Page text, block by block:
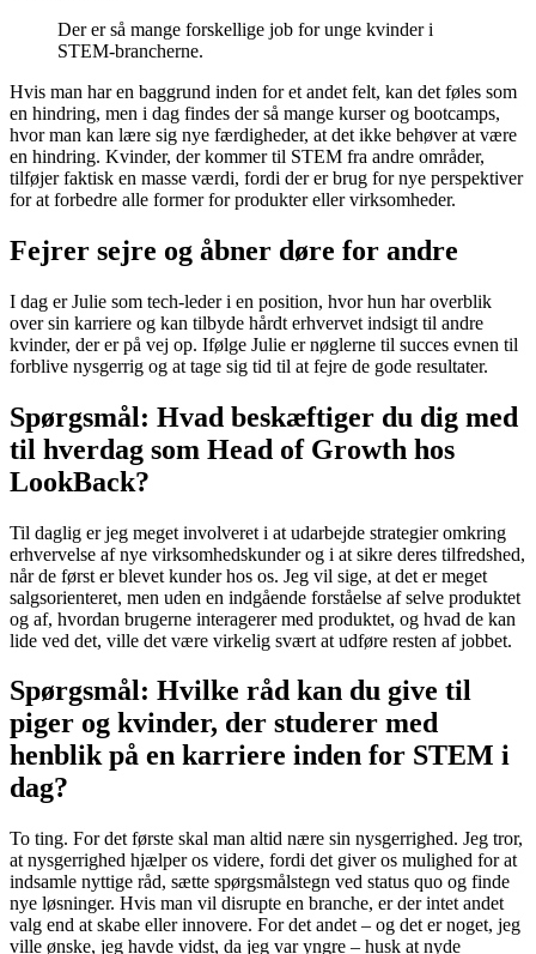
Der er så mange forskellige job for unge kvinder i
STEM-brancherne.
Hvis man har en baggrund inden for et andet felt, kan det føles som
en hindring, men i dag findes der så mange kurser og bootcamps,
hvor man kan lære sig nye færdigheder, at det ikke behøver at være
en hindring. Kvinder, der kommer til STEM fra andre områder,
tilføjer faktisk en masse værdi, fordi der er brug for nye perspektiver
for at forbedre alle former for produkter eller virksomheder.
Fejrer sejre og åbner døre for andre
I dag er Julie som tech-leder i en position, hvor hun har overblik
over sin karriere og kan tilbyde hårdt erhvervet indsigt til andre
kvinder, der er på vej op. Ifølge Julie er nøglerne til succes evnen til
forblive nysgerrig og at tage sig tid til at fejre de gode resultater.
Spørgsmål: Hvad beskæftiger du dig med
til hverdag som Head of Growth hos
LookBack?
Til daglig er jeg meget involveret i at udarbejde strategier omkring
erhvervelse af nye virksomhedskunder og i at sikre deres tilfredshed,
når de først er blevet kunder hos os. Jeg vil sige, at det er meget
salgsorienteret, men uden en indgående forståelse af selve produktet
og af, hvordan brugerne interagerer med produktet, og hvad de kan
lide ved det, ville det være virkelig svært at udføre resten af jobbet.
Spørgsmål: Hvilke råd kan du give til
piger og kvinder, der studerer med
henblik på en karriere inden for STEM i
dag?
To ting. For det første skal man altid nære sin nysgerrighed. Jeg tror,
at nysgerrighed hjælper os videre, fordi det giver os mulighed for at
indsamle nyttige råd, sætte spørgsmålstegn ved status quo og finde
nye løsninger. Hvis man vil disrupte en branche, er der intet andet
valg end at skabe eller innovere. For det andet – og det er noget, jeg
ville ønske, jeg havde vidst, da jeg var yngre – husk at nyde